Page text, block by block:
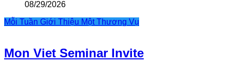
08/29/2026
Mỗi Tuần Giới Thiệu Một Thương Vụ
Mon Viet Seminar Invite